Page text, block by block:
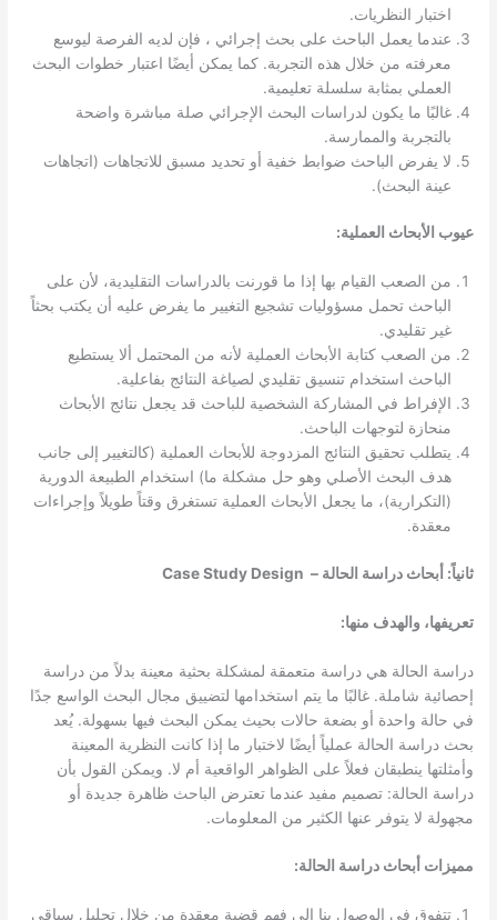
اختبار النظريات.
عندما يعمل الباحث على بحث إجرائي ، فإن لديه الفرصة ليوسع
معرفته من خلال هذه التجربة. كما يمكن أيضًا اعتبار خطوات البحث
العملي بمثابة سلسلة تعليمية.
غالبًا ما يكون لدراسات البحث الإجرائي صلة مباشرة واضحة
بالتجربة والممارسة.
لا يفرض الباحث ضوابط خفية أو تحديد مسبق للاتجاهات (اتجاهات
عينة البحث).
عيوب الأبحاث العملية:
من الصعب القيام بها إذا ما قورنت بالدراسات التقليدية، لأن على
الباحث تحمل مسؤوليات تشجيع التغيير ما يفرض عليه أن يكتب بحثاً
غير تقليدي.
من الصعب كتابة الأبحاث العملية لأنه من المحتمل ألا يستطيع
الباحث استخدام تنسيق تقليدي لصياغة النتائج بفاعلية.
الإفراط في المشاركة الشخصية للباحث قد يجعل نتائج الأبحاث
منحازة لتوجهات الباحث.
يتطلب تحقيق النتائج المزدوجة للأبحاث العملية (كالتغيير إلى جانب
هدف البحث الأصلي وهو حل مشكلة ما) استخدام الطبيعة الدورية
(التكرارية)، ما يجعل الأبحاث العملية تستغرق وقتاً طويلاً وإجراءات
معقدة.
ثانياً: أبحاث دراسة الحالة – Case Study Design
تعريفها، والهدف منها:
دراسة الحالة هي دراسة متعمقة لمشكلة بحثية معينة بدلاً من دراسة
إحصائية شاملة. غالبًا ما يتم استخدامها لتضييق مجال البحث الواسع جدًا
في حالة واحدة أو بضعة حالات بحيث يمكن البحث فيها بسهولة. يُعد
بحث دراسة الحالة عملياً أيضًا لاختبار ما إذا كانت النظرية المعينة
وأمثلتها ينطبقان فعلاً على الظواهر الواقعية أم لا. ويمكن القول بأن
دراسة الحالة: تصميم مفيد عندما تعترض الباحث ظاهرة جديدة أو
مجهولة لا يتوفر عنها الكثير من المعلومات.
مميزات أبحاث دراسة الحالة:
تتفوق في الوصول بنا إلى فهم قضية معقدة من خلال تحليل سياقي